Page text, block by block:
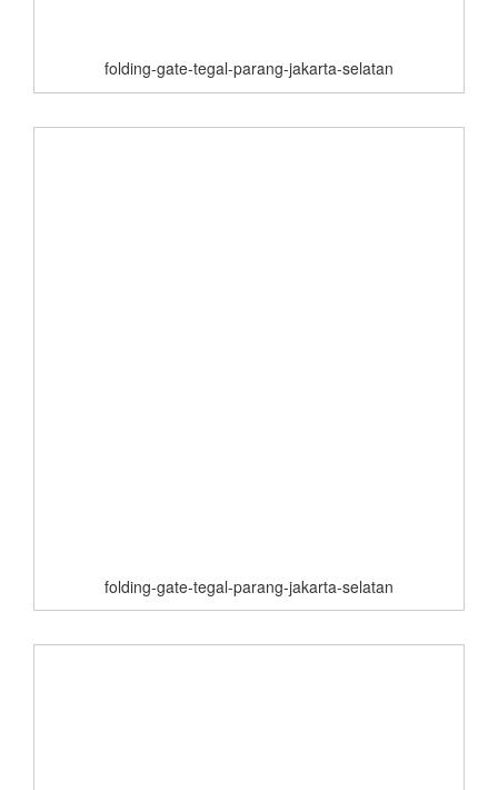
folding-gate-tegal-parang-jakarta-selatan
folding-gate-tegal-parang-jakarta-selatan